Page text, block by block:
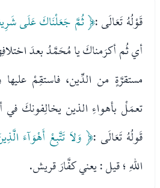
قَوْلُهُ تَعَالَى :﴿ ثُمَّ جَعَلْنَاكَ عَلَى
أي ثُم أكرَمناكَ يا مُحَمَّدُ بعدَ
مستقرَّةٍ من الدِّين، فاستقِمْ عليها
تعمَلْ بأهواءِ الذين يخالِفونكَ في
قَولُهُ تَعَالَى :﴿ وَلاَ تَتَّبِعْ أَهْوَآءَ
اللهِ ؛ قيل : يعني كفَّارَ قريش.